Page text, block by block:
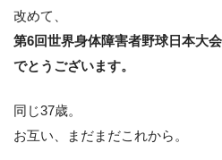
改めて、
第6回世界身体障害者野球日本大
でとうございます。
同じ37歳。
お互い、まだまだこれから。